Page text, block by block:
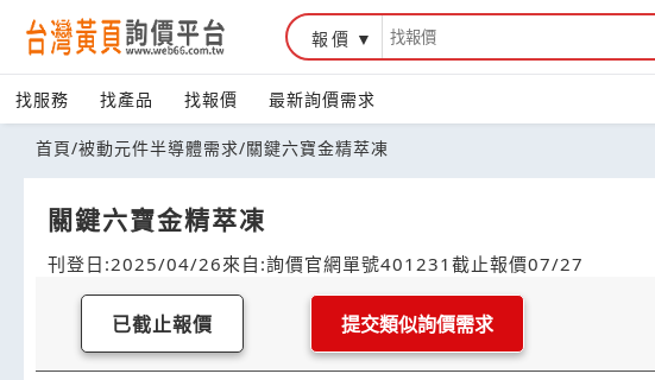
報價
找服務 找產品 找報價 最新詢價需求
首頁/被動元件半導體需求/關鍵六寶金精萃凍
關鍵六寶金精萃凍
刊登日:2025/04/26來自:詢價官網單號401231 截止報價07/27
已截止報價 提交類似詢價需求